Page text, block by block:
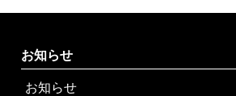
お知らせ
お知らせ